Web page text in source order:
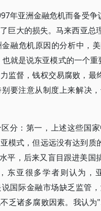
年亚洲金融危机而备受争
巨大的损失。马来西亚
融危机原因的分析中，
就是说东亚模式的一个
监督，钱权交易腐败，
要注意从制度上来解决
分：第一，上述这些国
模式，但远远没有达到
平，后来又盲目跟进美
东亚很多学者则认为
国际金融市场缺乏监管
乏诸多腐败因素。我认